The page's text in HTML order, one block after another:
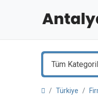
Tüm
Türkiye